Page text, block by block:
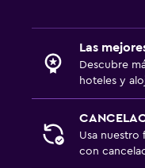
Las
Descubre
hoteles y
Usa nuestro
con